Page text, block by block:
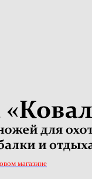
магазине